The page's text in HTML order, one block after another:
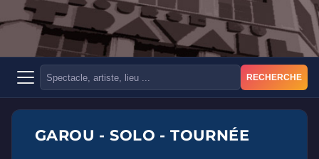
RECHERCHE
GAROU - SOLO - TOURNÉE